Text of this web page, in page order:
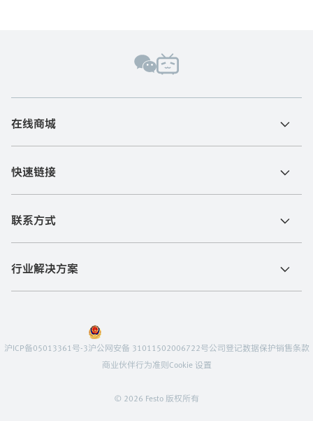
在线商城
快速链接
联系方式
行业解决方案
© 2026 Festo 版权所有
沪ICP备05013361号-3沪公网安备 31011502006722号公司登记数据保护销售条款
商业伙伴行为准则Cookie 设置